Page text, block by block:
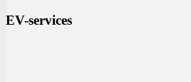
EV-services